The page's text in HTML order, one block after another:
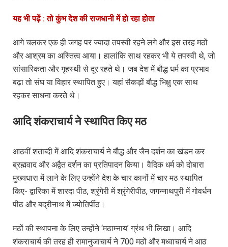
यह भी पढ़ें : तो कुंभ देश की राजधानी में हो रहा होता
आगे चलकर एक ही जगह पर ज्यादा तपस्वी रहने लगे और इस तरह मठों
और आश्रम का अस्तित्व आया। हालांकि साथ रहकर भी ये तपस्वी थे, जो
सांसारिकता और गृहस्थी से दूर रहते थे। जब देश में बौद्ध धर्म का प्रभाव
बढ़ा तो संघ या विहार स्थापित हुए। यहां सैकड़ों बौद्ध भिक्षु एक साथ
रहकर साधना करते थे।
आदि शंकराचार्य ने स्थापित किए मठ
आठवीं शताब्दी में आदि शंकराचार्य ने बौद्ध और जैन दर्शन का खंडन कर
ब्रह्मवाद और अद्वैत दर्शन का प्रतिपादन किया। वैदिक धर्म को दोबारा
मुख्यधारा में लाने के लिए उन्होंने देश के चार कानों में चार मठ स्थापित
किए- द्वारिका में शारदा पीठ, श्रृंगेरी में श्रृंगेरीपीठ, जगन्नाथपुरी में गोवर्धन
पीठ और बद्रीनाथ में ज्योतिर्पीठ।
मठों की स्थापना के लिए उन्होंने ‘मठाम्नाय’ ग्रंथ भी लिखा। आदि
शंकराचार्य की तरह ही रामानुजाचार्य ने 700 मठों और मध्वाचार्य ने आठ